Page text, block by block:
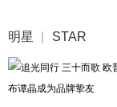
人情温暖
动画电影《八仙！
群像
《国医少年志3》
明星 STAR